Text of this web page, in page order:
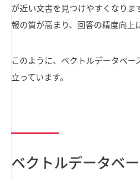
が近い文書を見つけやすくなり
報の質が高まり、回答の精度向上
このように、ベクトルデータベ
立っています。
ベクトルデータベ